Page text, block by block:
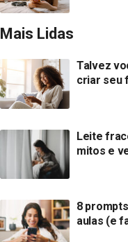
Mais Lidas
Talvez
criar seu
Leite
mitos e
8
aulas (e